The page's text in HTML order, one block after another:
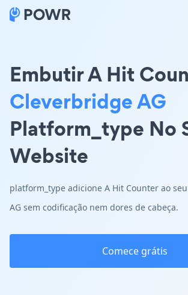
Embutir A Hit
Cleverbridge AG
Platform_type No
Website
platform_type adicione A Hit Counter ao
AG sem codificação nem dores de cabeça.
Comece grátis